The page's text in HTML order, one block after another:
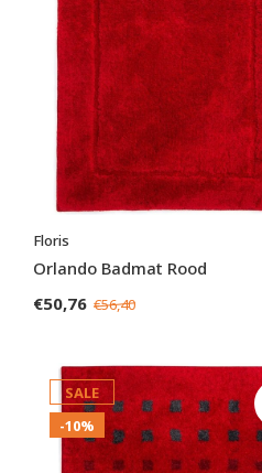
Floris
Orlando Badmat Rood
€50,76 €56,40
SALE
-10%